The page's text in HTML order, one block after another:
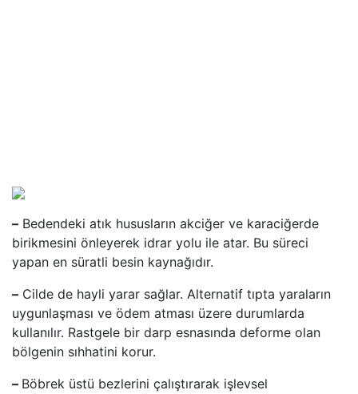
– Bedendeki atık hususların akciğer ve karaciğerde
birikmesini önleyerek idrar yolu ile atar. Bu süreci
yapan en süratli besin kaynağıdır.
– Cilde de hayli yarar sağlar. Alternatif tıpta yaraların
uygunlaşması ve ödem atması üzere durumlarda
kullanılır. Rastgele bir darp esnasında deforme olan
bölgenin sıhhatini korur.
– Böbrek üstü bezlerini çalıştırarak işlevsel